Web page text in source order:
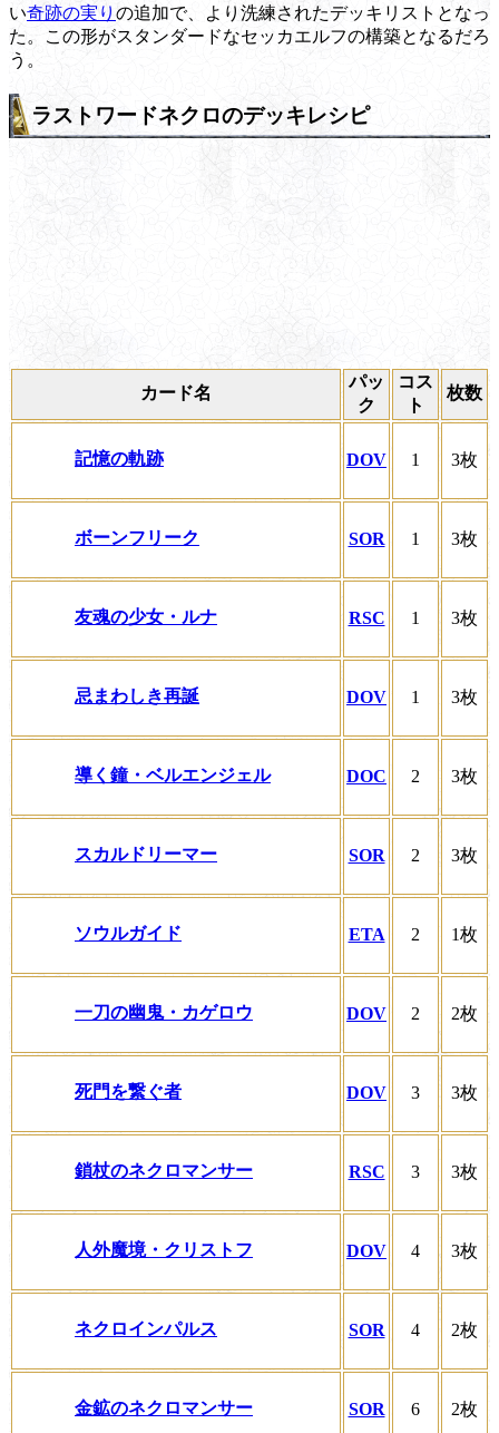
い奇跡の実り の追加で、より洗練されたデッキリストとなっ
た。この形がスタンダードなセッカエルフの構築となるだろ
う。
ラストワードネクロのデッキレシピ
カード名
パッ
ク
コス
ト
枚数
記憶の軌跡 DOV 1 3枚
ボーンフリーク SOR 1 3枚
友魂の少女・ルナ RSC 1 3枚
忌まわしき再誕 DOV 1 3枚
導く鐘・ベルエンジェル DOC 2 3枚
スカルドリーマー SOR 2 3枚
ソウルガイド ETA 2 1枚
一刀の幽鬼・カゲロウ DOV 2 2枚
死門を繋ぐ者 DOV 3 3枚
鎖杖のネクロマンサー RSC 3 3枚
人外魔境・クリストフ DOV 4 3枚
ネクロインパルス SOR 4 2枚
金鉱のネクロマンサー SOR 6 2枚